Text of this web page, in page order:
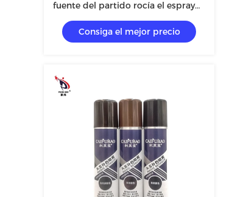
fuente del partido rocía el espray
temporal cambiante del color del
pelo de la laca para el pelo del
color negro
Consiga el mejor precio